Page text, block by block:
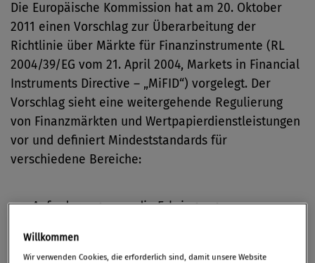
Die Europäische Kommission hat am 20. Oktober
2011 einen Vorschlag zur Überarbeitung der
Richtlinie über Märkte für Finanzinstrumente (RL
2004/39/EG vom 21. April 2004, Markets in Financial
Instruments Directive – „MiFID“) vorgelegt. Der
Vorschlag sieht eine weitergehende Regulierung
von Finanzmärkten und Wertpapierdienstleistungen
vor und definiert Mindeststandards für
verschiedene Bereiche:
Anforderungen an die Erbringung von
Willkommen
Wir verwenden Cookies, die erforderlich sind, damit unsere Website